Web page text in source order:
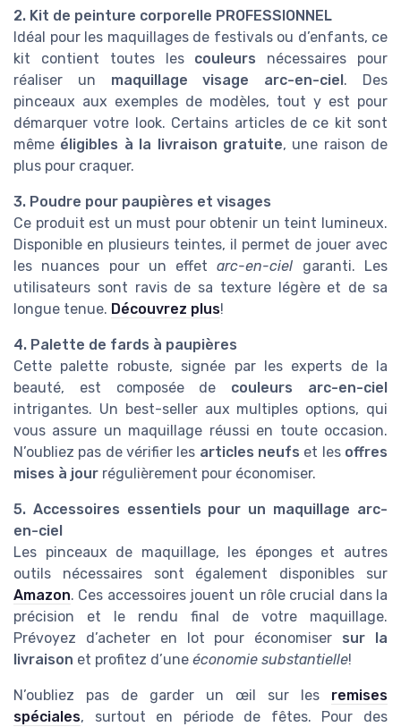
2. Kit de peinture corporelle PROFESSIONNEL
Idéal pour les maquillages de festivals ou d’enfants, ce
kit contient toutes les couleurs nécessaires pour
réaliser un maquillage visage arc-en-ciel . Des
pinceaux aux exemples de modèles, tout y est pour
démarquer votre look. Certains articles de ce kit sont
même éligibles à la livraison gratuite, une raison de
plus pour craquer.
3. Poudre pour paupières et visages
Ce produit est un must pour obtenir un teint lumineux.
Disponible en plusieurs teintes, il permet de jouer avec
les nuances pour un effetarc-en-ciel garanti. Les
utilisateurs sont ravis de sa texture légère et de sa
longue tenue. Découvrez plus!
4. Palette de fards à paupières
Cette palette robuste, signée par les experts de la
beauté, est composée de couleurs arc-en-ciel
intrigantes. Un best-seller aux multiples options, qui
vous assure un maquillage réussi en toute occasion.
N’oubliez pas de vérifier les articles neufs et les offres
mises à jour régulièrement pour économiser.
5. Accessoires essentiels pour un maquillage arc-
en-ciel
Les pinceaux de maquillage, les éponges et autres
outils nécessaires sont également disponibles sur
Amazon. Ces accessoires jouent un rôle crucial dans la
précision et le rendu final de votre maquillage.
Prévoyez d’acheter en lot pour économiser sur la
livraison et profitez d’une économie substantielle!
N’oubliez pas de garder un œil sur les remises
spéciales, surtout en période de fêtes. Pour des